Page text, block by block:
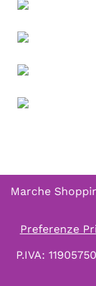
Marche
Preferenze
P.IVA: